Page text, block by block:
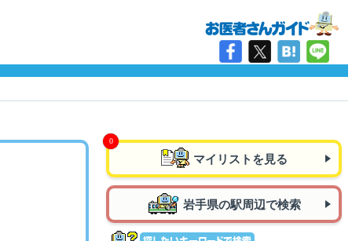
マイリストを見る
岩手県の駅周辺で検索